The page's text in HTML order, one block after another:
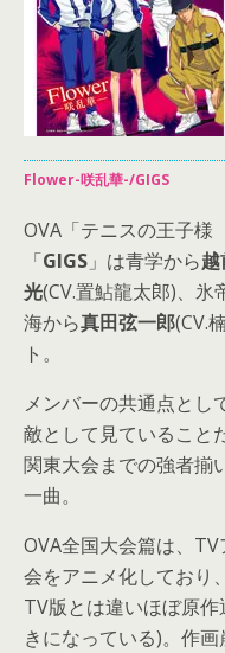
Flower-咲乱華-/GIGS
OVA「テニスの王子様
「GIGS 」は青学から
光(CV.置鮎龍太郎)、氷
海から真田弦一郎(CV.
ト。
メンバーの共通点とし
敵として見ていること
関東大会までの強者揃
一曲。
OVA全国大会篇は、
会をアニメ化しており
TV版とは違いほぼ原
きになっている)。作